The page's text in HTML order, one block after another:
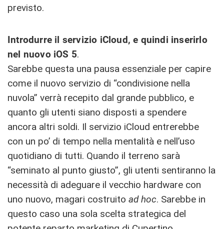
previsto.
Introdurre il servizio iCloud, e quindi inserirlo
nel nuovo iOS 5.
Sarebbe questa una pausa essenziale per capire
come il nuovo servizio di “condivisione nella
nuvola” verrà recepito dal grande pubblico, e
quanto gli utenti siano disposti a spendere
ancora altri soldi. Il servizio iCloud entrerebbe
con un po’ di tempo nella mentalità e nell’uso
quotidiano di tutti. Quando il terreno sarà
“seminato al punto giusto”, gli utenti sentiranno la
necessità di adeguare il vecchio hardware con
uno nuovo, magari costruito ad hoc. Sarebbe in
questo caso una sola scelta strategica del